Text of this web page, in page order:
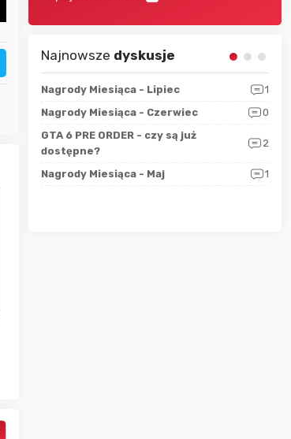
Najnowsze dyskusje
Nagrody Miesiąca - Lipiec
1
Nagrody Miesiąca - Czerwiec
0
GTA 6 PRE ORDER - czy są już
dostępne?
2
Nagrody Miesiąca - Maj 1